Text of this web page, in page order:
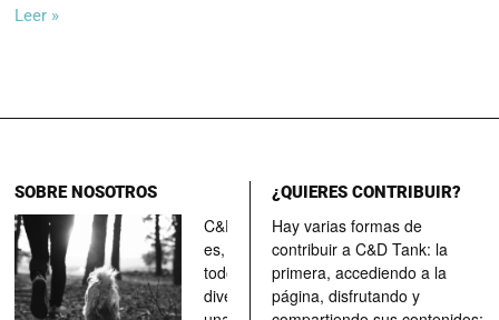
Leer »
SOBRE NOSOTROS
C&D Tank
es, ante
todo, un
divertimento,
¿QUIERES CONTRIBUIR?
Hay varias formas de
contribuir a C&D Tank: la
primera, accediendo a la
página, disfrutando y